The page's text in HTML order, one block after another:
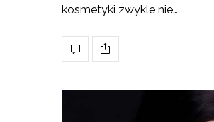
kosmetyki zwykle nie…